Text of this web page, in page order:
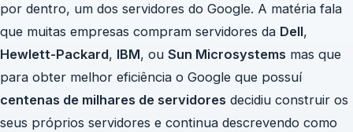
por dentro, um dos servidores do Google. A matéria fala
que muitas empresas compram servidores da Dell,
Hewlett-Packard, IBM, ou Sun Microsystems mas que
para obter melhor eficiência o Google que possuí
centenas de milhares de servidores decidiu construir os
seus próprios servidores e continua descrevendo como